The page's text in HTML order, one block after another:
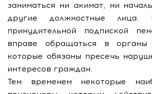
заниматься ни акимат, ни
другие должностные
принудительной подпиской
вправе обращаться в органы
которые обязаны пресечь
интересов граждан.
Тем временем некоторые